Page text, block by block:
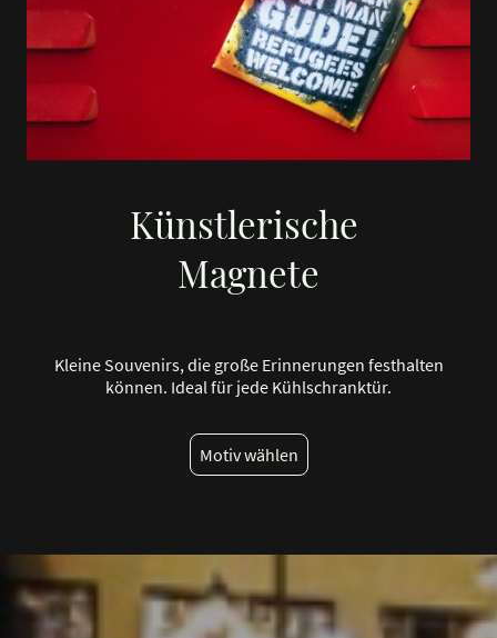
Künstlerische
Magnete
Kleine Souvenirs, die große Erinnerungen festhalten
können. Ideal für jede Kühlschranktür.
Motiv wählen